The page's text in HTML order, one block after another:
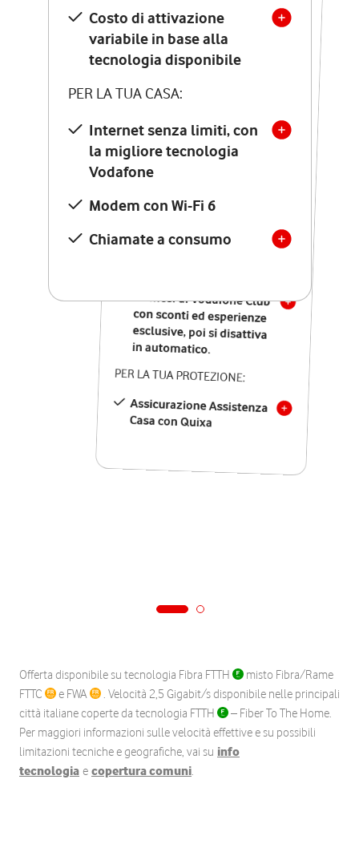
Costo di attivazione
variabile in base alla
tecnologia disponibile
PER LA TUA CASA:
Internet senza limiti, con
la migliore tecnologia
Vodafone
Modem con Wi-Fi 6
Chiamate a consumo
Costo di attivazione
variabile in base alla
tecnologia disponibile
PER LA TUA CASA:
Internet senza limiti, con
la migliore tecnologia
Vodafone
Modem Seven con Wi-Fi 7
Chiamate illimitate verso
numeri fissi e mobili
nazionali
12 mesi di Vodafone Club
con sconti ed esperienze
esclusive, poi si disattiva
in automatico.
PER LA TUA PROTEZIONE:
Assicurazione Assistenza
Casa con Quixa
Offerta disponibile su tecnologia Fibra FTTH
misto Fibra/Rame
FTTC
e FWA
. Velocità 2,5 Gigabit/s disponibile nelle principali
città italiane coperte da tecnologia FTTH
– Fiber To The Home.
Per maggiori informazioni sulle velocità effettive e su possibili
limitazioni tecniche e geografiche, vai su info
tecnologia e copertura comuni.